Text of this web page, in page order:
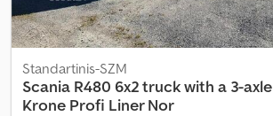
Standartinis-SZM
Scania R480 6x2 truck with a 3-axle
Krone Profi Liner Nor